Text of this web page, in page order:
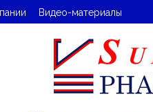
Видео-материалы